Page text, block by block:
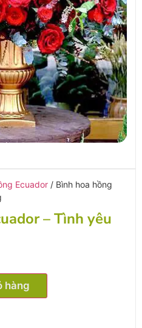
Ecuador / Bình hoa hồng
– Tình yêu
hàng